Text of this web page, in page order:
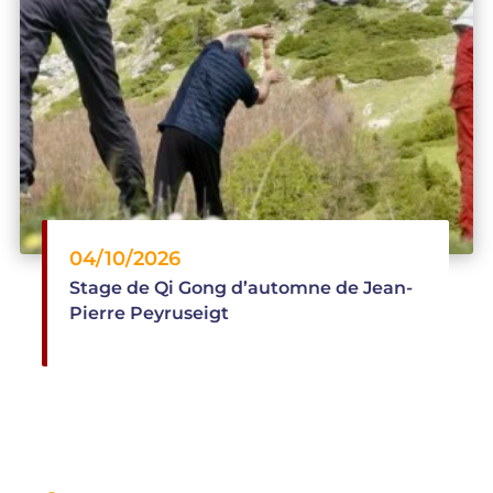
Séjour "YOGA et RAQUETTE : UNE MONTAGNE
DE BIEN-ÊTRE"
5/5
04/10/2026
Stage de Qi Gong d’automne de Jean-
Pierre Peyruseigt